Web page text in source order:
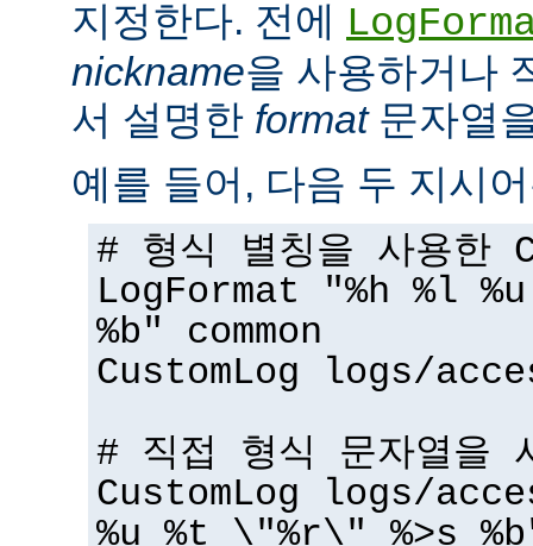
지정한다. 전에
nickname을 사용하거나
서 설명한 format문자열
예를 들어, 다음 두 지시
# 형식 별칭을 사용한
LogFormat "%h %l
%b" common
CustomLog logs/
# 직접 형식 문자열을
CustomLog logs/
%u %t \"%r\" %>s